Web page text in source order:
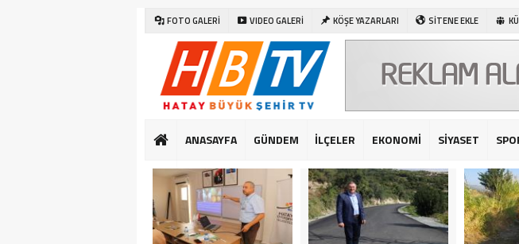
FOTO GALERİ VIDEO GALERİ KÖŞE YAZARLARI SİTENE EKLE
ANASAYFA GÜNDEM İLÇELER EKONOMİ SİYASET
SAĞLIK